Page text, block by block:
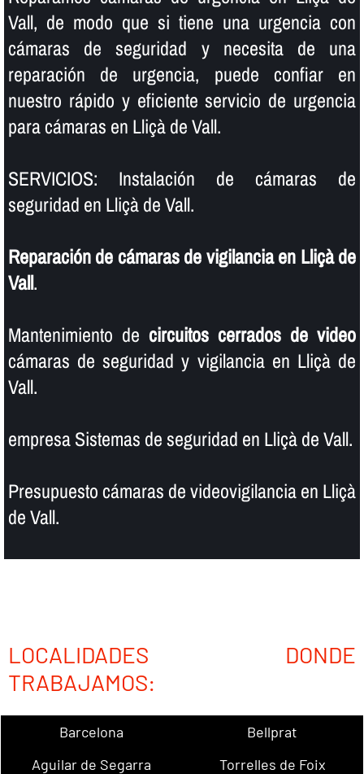
Vall, de modo que si tiene una urgencia con
cámaras de seguridad y necesita de una
reparación de urgencia, puede confiar en
nuestro rápido y eficiente servicio de urgencia
para cámaras en Lliçà de Vall.
SERVICIOS: Instalación de cámaras de
seguridad en Lliçà de Vall.
Reparación de cámaras de vigilancia en Lliçà de
Vall.
Mantenimiento de circuitos cerrados de video
cámaras de seguridad y vigilancia en Lliçà de
Vall.
empresa Sistemas de seguridad en Lliçà de Vall.
Presupuesto cámaras de videovigilancia en Lliçà
de Vall.
LOCALIDADES DONDE
TRABAJAMOS:
Barcelona
Bellprat
Aguilar de Segarra
Torrelles de Foix